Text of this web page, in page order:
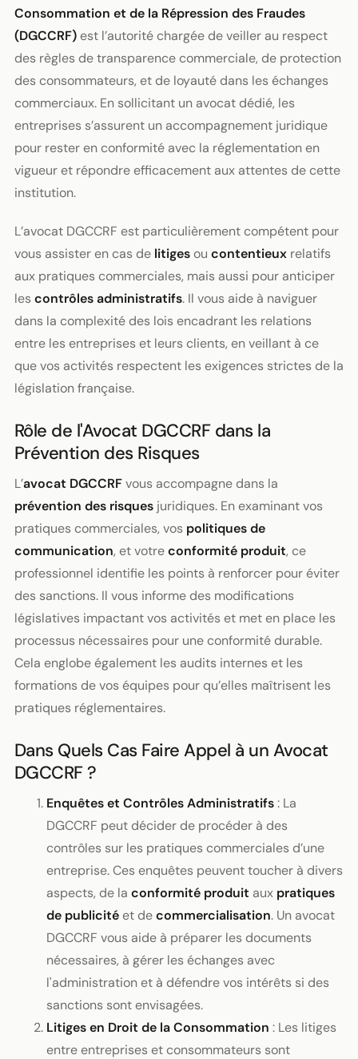
Consommation et de la Répression des Fraudes
(DGCCRF)est l’autorité chargée de veiller au respect
des règles de transparence commerciale, de protection
des consommateurs, et de loyauté dans les échanges
commerciaux. En sollicitant un avocat dédié, les
entreprises s’assurent un accompagnement juridique
pour rester en conformité avec la réglementation en
vigueur et répondre efficacement aux attentes de cette
institution.
L’avocat DGCCRF est particulièrement compétent pour
vous assister en cas de litigesou contentieuxrelatifs
aux pratiques commerciales, mais aussi pour anticiper
lescontrôles administratifs. Il vous aide à naviguer
dans la complexité des lois encadrant les relations
entre les entreprises et leurs clients, en veillant à ce
que vos activités respectent les exigences strictes de la
législation française.
Rôle de l'Avocat DGCCRF dans la
Prévention des Risques
L’avocat DGCCRFvous accompagne dans la
prévention des risquesjuridiques. En examinant vos
pratiques commerciales, vos politiques de
communication, et votreconformité produit, ce
professionnel identifie les points à renforcer pour éviter
des sanctions. Il vous informe des modifications
législatives impactant vos activités et met en place les
processus nécessaires pour une conformité durable.
Cela englobe également les audits internes et les
formations de vos équipes pour qu’elles maîtrisent les
pratiques réglementaires.
Dans Quels Cas Faire Appel à un Avocat
DGCCRF ?
Enquêtes et Contrôles Administratifs: La
DGCCRF peut décider de procéder à des
contrôles sur les pratiques commerciales d’une
entreprise. Ces enquêtes peuvent toucher à divers
aspects, de la conformité produit aux pratiques
de publicitéet decommercialisation. Un avocat
DGCCRF vous aide à préparer les documents
nécessaires, à gérer les échanges avec
l'administration et à défendre vos intérêts si des
sanctions sont envisagées.
Litiges en Droit de la Consommation : Les litiges
entre entreprises et consommateurs sont